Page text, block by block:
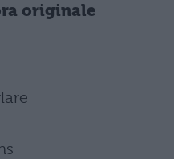
originale